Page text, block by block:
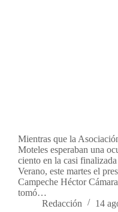
Mientras que la
Moteles esperaban una
ciento en la casi
Verano, este martes el
Campeche Héctor
tomó…
Redacción
14